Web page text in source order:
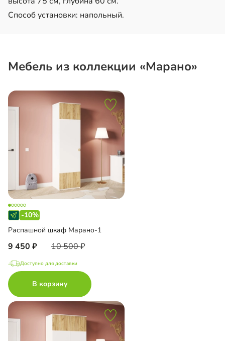
Способ установки: напольный.
Мебель из коллекции «Марано»
-10%
Распашной шкаф Марано-1
9 450 10 500
Доступно для доставки
В корзину